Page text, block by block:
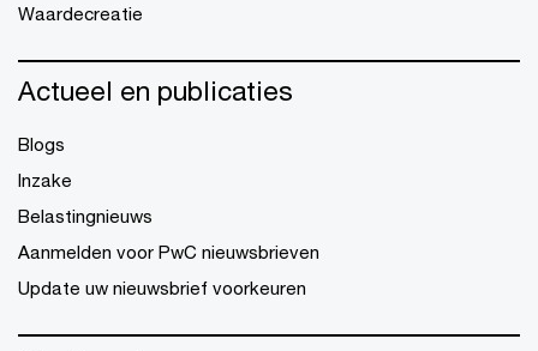
Waardecreatie
Actueel en publicaties
Blogs
Inzake
Belastingnieuws
Aanmelden voor PwC nieuwsbrieven
Update uw nieuwsbrief voorkeuren